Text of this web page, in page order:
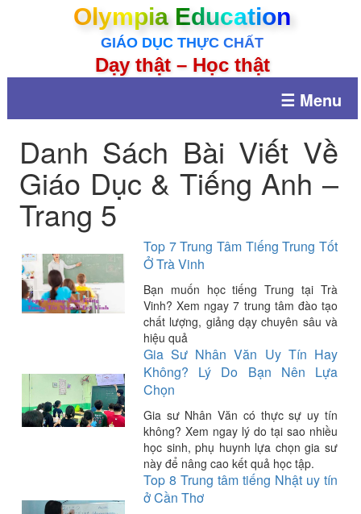
Olympia Education
GIÁO DỤC THỰC CHẤT
Dạy thật – Học thật
☰ Menu
Danh Sách Bài Viết Về
Giáo Dục & Tiếng Anh –
Trang 5
Top 7 Trung Tâm Tiếng Trung Tốt
Ở Trà Vinh
Bạn muốn học tiếng Trung tại Trà
Vinh? Xem ngay 7 trung tâm đào tạo
chất lượng, giảng dạy chuyên sâu và
hiệu quả
Gia Sư Nhân Văn Uy Tín Hay
Không? Lý Do Bạn Nên Lựa
Chọn
Gia sư Nhân Văn có thực sự uy tín
không? Xem ngay lý do tại sao nhiều
học sinh, phụ huynh lựa chọn gia sư
này để nâng cao kết quả học tập.
Top 8 Trung tâm tiếng Nhật uy tín
ở Cần Thơ